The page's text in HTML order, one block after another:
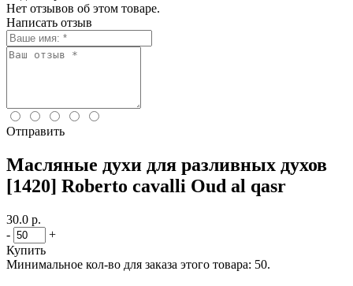
Нет отзывов об этом товаре.
Написать отзыв
Отправить
Масляные духи для разливных духов
[1420] Roberto cavalli Oud al qasr
30.0 р.
-
+
Купить
Минимальное кол-во для заказа этого товара: 50.